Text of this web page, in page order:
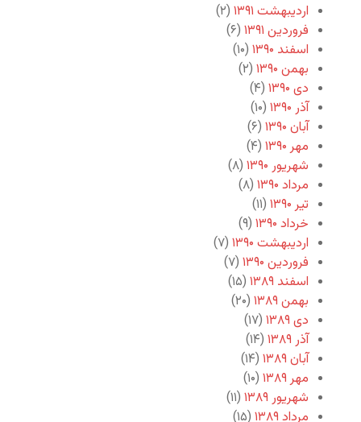
اردیبهشت ۱۳۹۱
(۲)
فروردین ۱۳۹۱
(۶)
اسفند ۱۳۹۰
(۱۰)
بهمن ۱۳۹۰
(۲)
دی ۱۳۹۰
(۴)
آذر ۱۳۹۰
(۱۰)
آبان ۱۳۹۰
(۶)
مهر ۱۳۹۰
(۴)
شهریور ۱۳۹۰
(۸)
مرداد ۱۳۹۰
(۸)
تیر ۱۳۹۰
(۱۱)
خرداد ۱۳۹۰
(۹)
اردیبهشت ۱۳۹۰
(۷)
فروردین ۱۳۹۰
(۷)
اسفند ۱۳۸۹
(۱۵)
بهمن ۱۳۸۹
(۲۰)
دی ۱۳۸۹
(۱۷)
آذر ۱۳۸۹
(۱۴)
آبان ۱۳۸۹
(۱۴)
مهر ۱۳۸۹
(۱۰)
شهریور ۱۳۸۹
(۱۱)
مرداد ۱۳۸۹
(۱۵)